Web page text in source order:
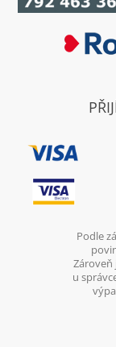
Podle
u